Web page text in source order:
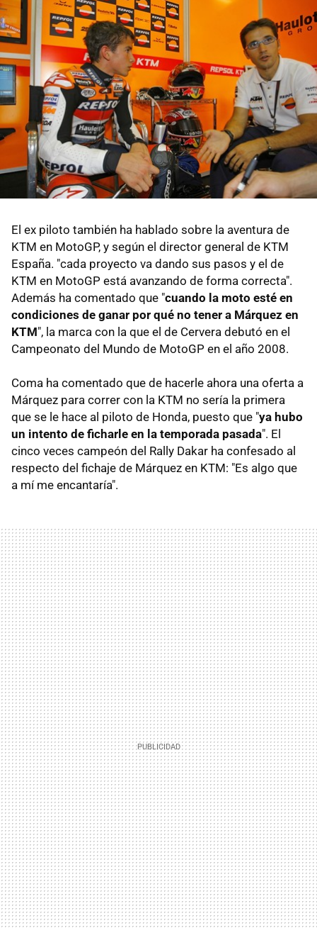
El ex piloto también ha hablado sobre la aventura de
KTM en MotoGP, y según el director general de KTM
España. "cada proyecto va dando sus pasos y el de
KTM en MotoGP está avanzando de forma correcta".
Además ha comentado que "cuando la moto esté en
condiciones de ganar por qué no tener a Márquez en
KTM", la marca con la que el de Cervera debutó en el
Campeonato del Mundo de MotoGP en el año 2008.
Coma ha comentado que de hacerle ahora una oferta a
Márquez para correr con la KTM no sería la primera
que se le hace al piloto de Honda, puesto que "ya hubo
un intento de ficharle en la temporada pasada". El
cinco veces campeón del Rally Dakar ha confesado al
respecto del fichaje de Márquez en KTM: "Es algo que
a mí me encantaría".